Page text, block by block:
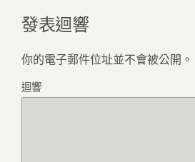
發表迴響
你的電子郵件位址並不會被公開。
迴響